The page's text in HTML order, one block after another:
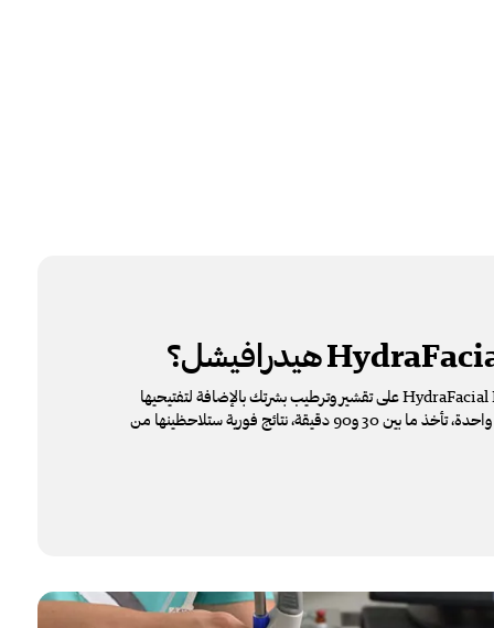
هيدرافيشل؟
تقوم تقنية هيدرافيشل HydraFacial MD على تقشير وترطيب بشرتك بالإضافة لتفتيحيها
وتغذيتها مع حمايتها بجلسة واحدة، تأخذ ما بين 30 و90 دقيقة، نتائج فورية ستلاحظينها من